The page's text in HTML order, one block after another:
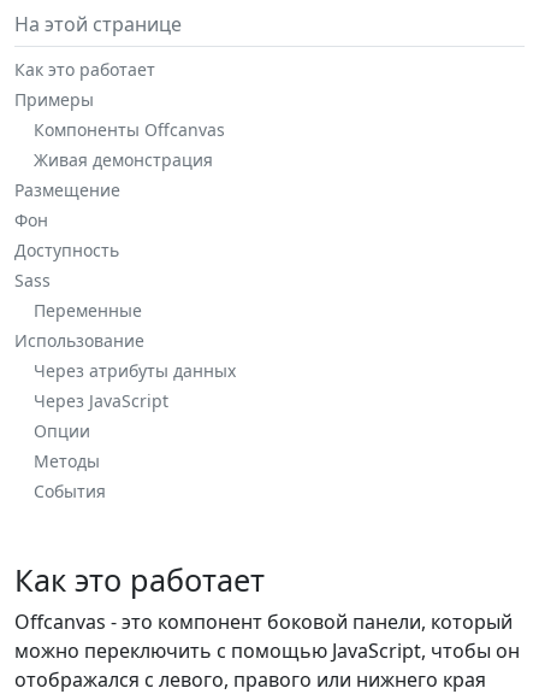
На этой странице
Как это работает
Примеры
Компоненты Offcanvas
Живая демонстрация
Размещение
Фон
Доступность
Sass
Переменные
Использование
Через атрибуты данных
Через JavaScript
Опции
Методы
События
Как это работает
Offcanvas - это компонент боковой панели, который
можно переключить с помощью JavaScript, чтобы он
отображался с левого, правого или нижнего края